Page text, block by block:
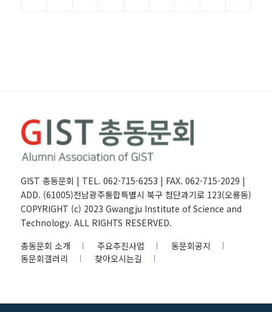
GIST 총동문회 | TEL. 062-715-6253 | FAX. 062-715-2029 |
ADD. (61005)전남광주통합특별시 북구 첨단과기로 123(오룡동)
COPYRIGHT (c) 2023 Gwangju Institute of Science and
Technology. ALL RIGHTS RESERVED.
총동문회 소개
주요추진사업
동문회공지
동문회갤러리
찾아오시는길